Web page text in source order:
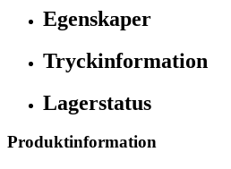
Egenskaper
Tryckinformation
Lagerstatus
Produktinformation